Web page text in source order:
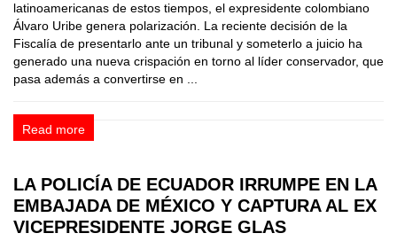
latinoamericanas de estos tiempos, el expresidente colombiano
Álvaro Uribe genera polarización. La reciente decisión de la
Fiscalía de presentarlo ante un tribunal y someterlo a juicio ha
generado una nueva crispación en torno al líder conservador, que
pasa además a convertirse en ...
Read more
LA POLICÍA DE ECUADOR IRRUMPE EN LA
EMBAJADA DE MÉXICO Y CAPTURA AL EX
VICEPRESIDENTE JORGE GLAS